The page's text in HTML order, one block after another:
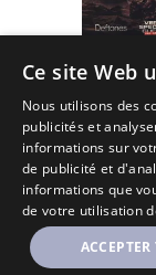
(C) 2010 -
Ce site Web
Nous utilisons des
publicités et
informations sur
de publicité et
informations que
de votre utilisation